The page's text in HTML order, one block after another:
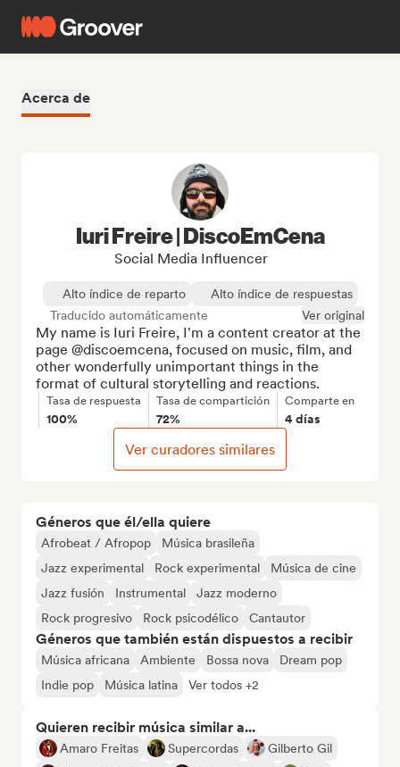
Acerca de
Géneros que él/ella quiere
Afrobeat / Afropop
Música brasileña
Jazz experimental
Rock experimental
Música de cine
Jazz fusión
Instrumental
Jazz moderno
Rock progresivo
Rock psicodélico Cantautor
Géneros que también están dispuestos a recibir
Música africana Ambiente Bossa nova
Dream pop
Indie pop
Música latina Ver todos +2
Quieren recibir música similar a...
Amaro Freitas Supercordas
Gilberto Gil
Iuri Freire | DiscoEmCena
Social Media Influencer
Alto índice de reparto
Alto índice de respuestas
Traducido automáticamente
Ver original
My name is Iuri Freire, I'm a content creator at the
page @discoemcena, focused on music, film, and
other wonderfully unimportant things in the
format of cultural storytelling and reactions.
Tasa de respuesta
100%
Tasa de compartición
72%
Comparte en
4 días
Ver curadores similares